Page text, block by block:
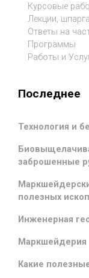
Курсовые
Лекции,
Ответы на
Программы
Работы и
Последнее
Технология и
заброшенные
полезных
Инженерная
Маркшейдерия
Какие